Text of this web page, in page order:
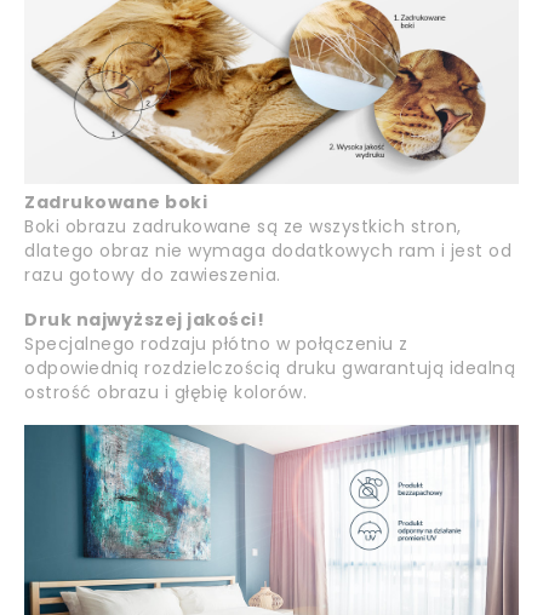
Zadrukowane boki
Boki obrazu zadrukowane są ze wszystkich stron,
dlatego obraz nie wymaga dodatkowych ram i jest od
razu gotowy do zawieszenia.
Druk najwyższej jakości!
Specjalnego rodzaju płótno w połączeniu z
odpowiednią rozdzielczością druku gwarantują idealną
ostrość obrazu i głębię kolorów.